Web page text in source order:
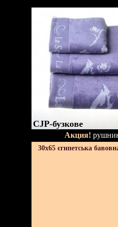
CJP-бузкове
Акция!
30х65 єгипетська